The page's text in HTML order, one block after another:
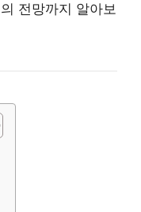
전망까지 알아보